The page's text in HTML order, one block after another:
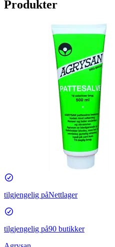
Produkter
tilgjengelig påNettlager
tilgjengelig på90 butikker